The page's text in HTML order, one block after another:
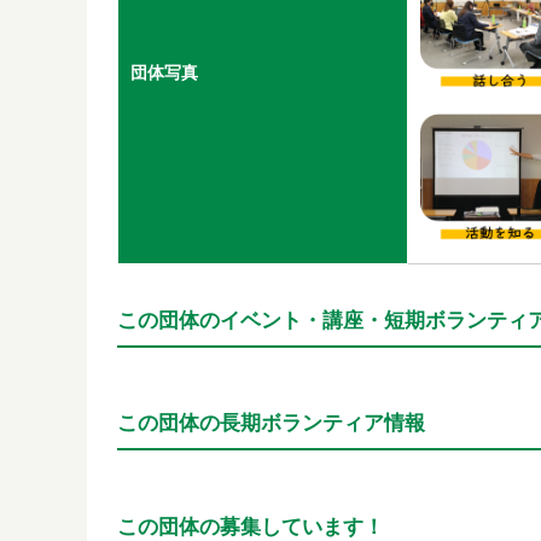
団体写真
この団体のイベント・講座・短期ボランティ
この団体の長期ボランティア情報
この団体の募集しています！